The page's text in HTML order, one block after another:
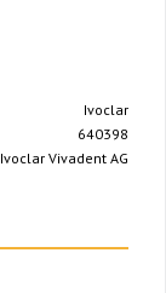
Ivoclar
640398
Ivoclar Vivadent AG